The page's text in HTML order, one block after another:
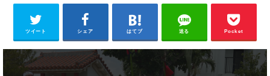
ツイート シェア はてブ 送る Pocket